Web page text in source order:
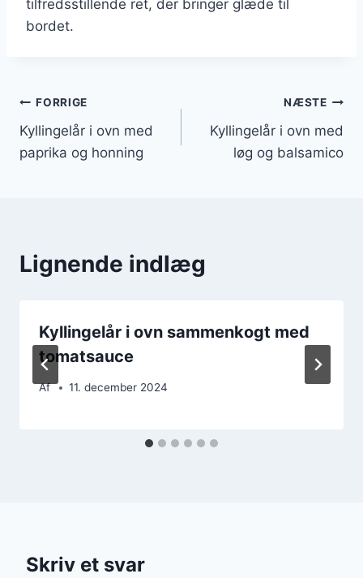
tilfredsstillende ret, der bringer glæde til
bordet.
Indlægsnavigation
FORRIGE
Kyllingelår i ovn med
paprika og honning
NÆSTE
Kyllingelår i ovn med
løg og balsamico
Lignende indlæg
Kyllingelår i ovn sammenkogt med
tomatsauce
Af 11. december 2024
Skriv et svar